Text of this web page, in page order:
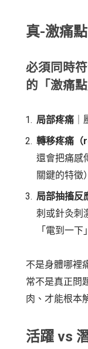
真-激痛
必須同時
的「激痛點
局部疼痛
轉移疼痛（
還會把痛感
關鍵的特徵）
局部抽搐反
刺或針灸刺
「電到一
不是身體哪裡
常不是真正問
肉、才能根本
活躍 vs